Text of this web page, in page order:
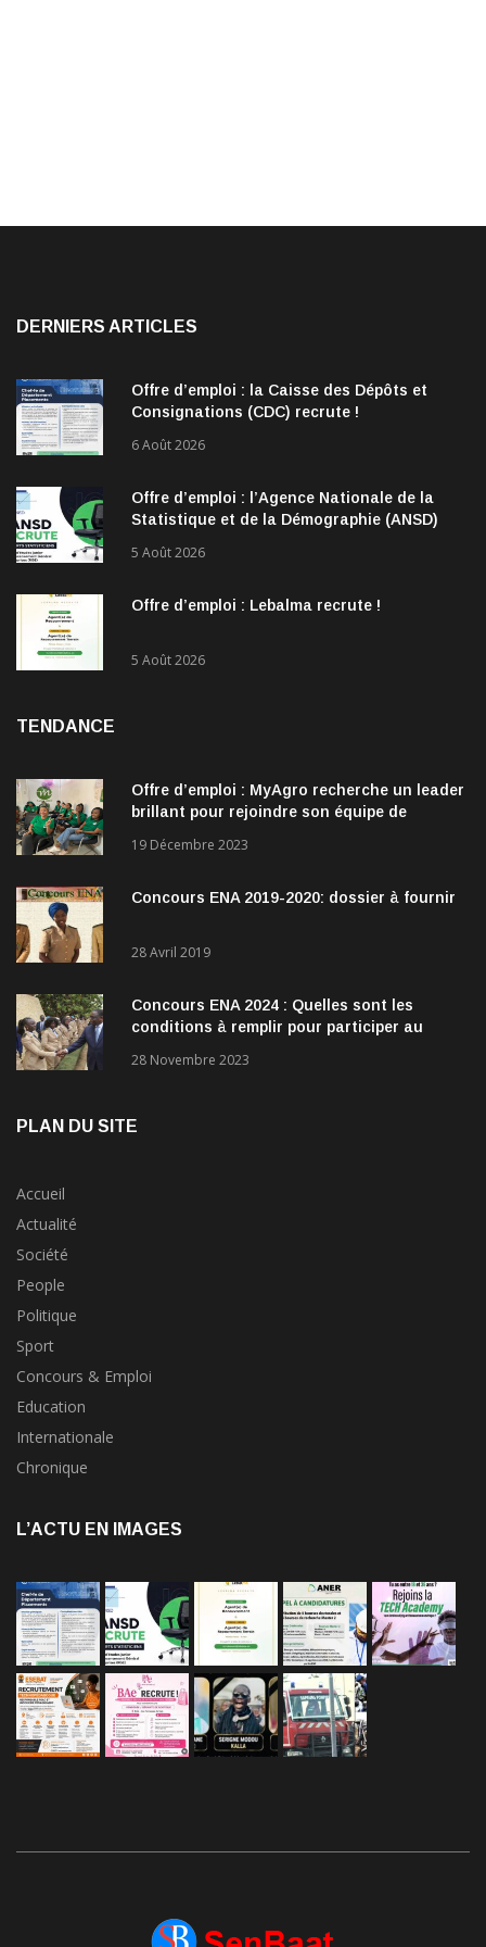
DERNIERS ARTICLES
Offre d’emploi : la Caisse des Dépôts et
Consignations (CDC) recrute !
6 Août 2026
Offre d’emploi : l’Agence Nationale de la
Statistique et de la Démographie (ANSD)
5 Août 2026
Offre d’emploi : Lebalma recrute !
5 Août 2026
TENDANCE
Offre d’emploi : MyAgro recherche un leader
brillant pour rejoindre son équipe de
19 Décembre 2023
Concours ENA 2019-2020: dossier à fournir
28 Avril 2019
Concours ENA 2024 : Quelles sont les
conditions à remplir pour participer au
28 Novembre 2023
PLAN DU SITE
Accueil
Actualité
Société
People
Politique
Sport
Concours & Emploi
Education
Internationale
Chronique
L’ACTU EN IMAGES